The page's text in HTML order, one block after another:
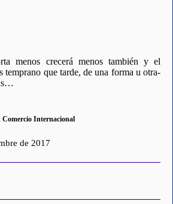
menos crecerá menos también y el
temprano que tarde, de una forma u otra-
Comercio Internacional
de 2017